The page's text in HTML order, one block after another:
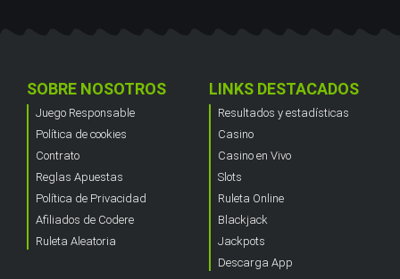
SOBRE NOSOTROS
Juego Responsable
Política de cookies
Contrato
Reglas Apuestas
Política de Privacidad
Afiliados de Codere
Ruleta Aleatoria
LINKS DESTACADOS
Resultados y estadísticas
Casino
Casino en Vivo
Slots
Ruleta Online
Blackjack
Jackpots
Descarga App